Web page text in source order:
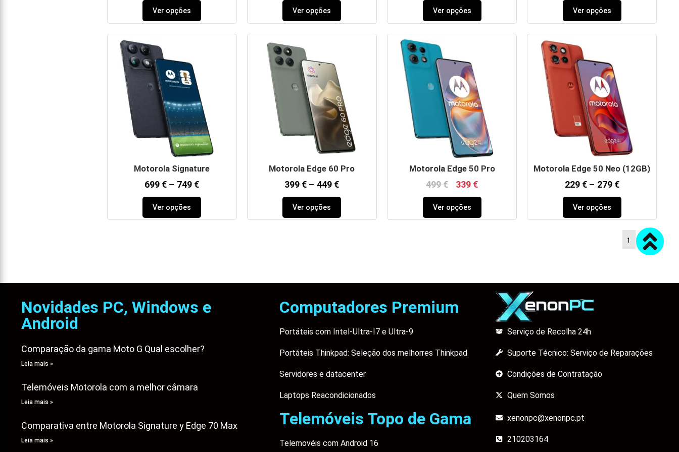
Ver opções Ver opções Ver opções Ver opções
Motorola Signature
699 € – 749 €
Ver opções
Motorola Edge 60 Pro
399 € – 449 €
Ver opções
Motorola Edge 50 Pro
499€ 339 €
Ver opções
Motorola Edge 50 Neo (12GB)
229 € – 279 €
Ver opções
1 2
Novidades PC, Windows e
Android
Comparação da gama Moto G Qual escolher?
Leia mais »
Telemóveis Motorola com a melhor câmara
Leia mais »
Comparativa entre Motorola Signature y Edge 70 Max
Leia mais »
Computadores Premium
Portáteis com Intel-Ultra-I7 e Ultra-9
Portáteis Thinkpad: Seleção dos melhorres Thinkpad
Servidores e datacenter
Laptops Reacondicionados
Telemóveis Topo de Gama
Telemovéis com Android 16
Serviço de Recolha 24h
Suporte Técnico: Serviço de Reparações
Condições de Contratação
Quem Somos
xenonpc@xenonpc.pt
210203164